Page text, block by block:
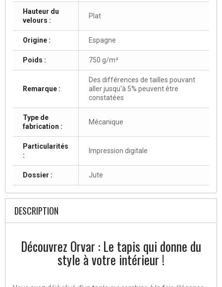
Hauteur du
velours :
Plat
Origine : Espagne
Poids : 750 g/m²
Remarque :
Des différences de tailles pouvant
aller jusqu'à 5% peuvent être
constatées
Type de
fabrication :
Mécanique
Particularités
:
Impression digitale
Dossier : Jute
DESCRIPTION
Découvrez Orvar : Le tapis qui donne du
style à votre intérieur !